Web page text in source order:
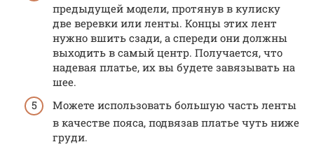
предыдущей модели, протянув в кулиску
две веревки или ленты. Концы этих лент
нужно вшить сзади, а спереди они должны
выходить в самый центр. Получается, что
надевая платье, их вы будете завязывать на
шее.
Можете использовать большую часть ленты
в качестве пояса, подвязав платье чуть ниже
груди.